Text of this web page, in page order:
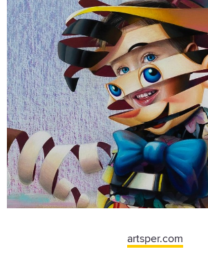
artsper.com